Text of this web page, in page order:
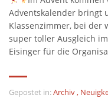
Adventskalender bringt
Klassenzimmer, bei der
super toller Ausgleich
Eisinger für die
Gepostet in:Archiv,